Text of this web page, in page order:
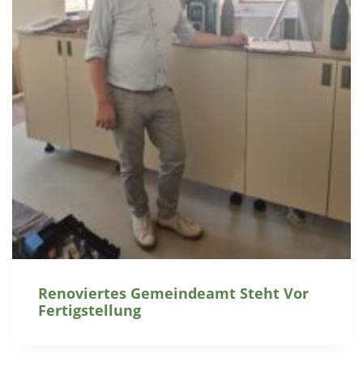
Renoviertes Gemeindeamt Steht Vor
Fertigstellung